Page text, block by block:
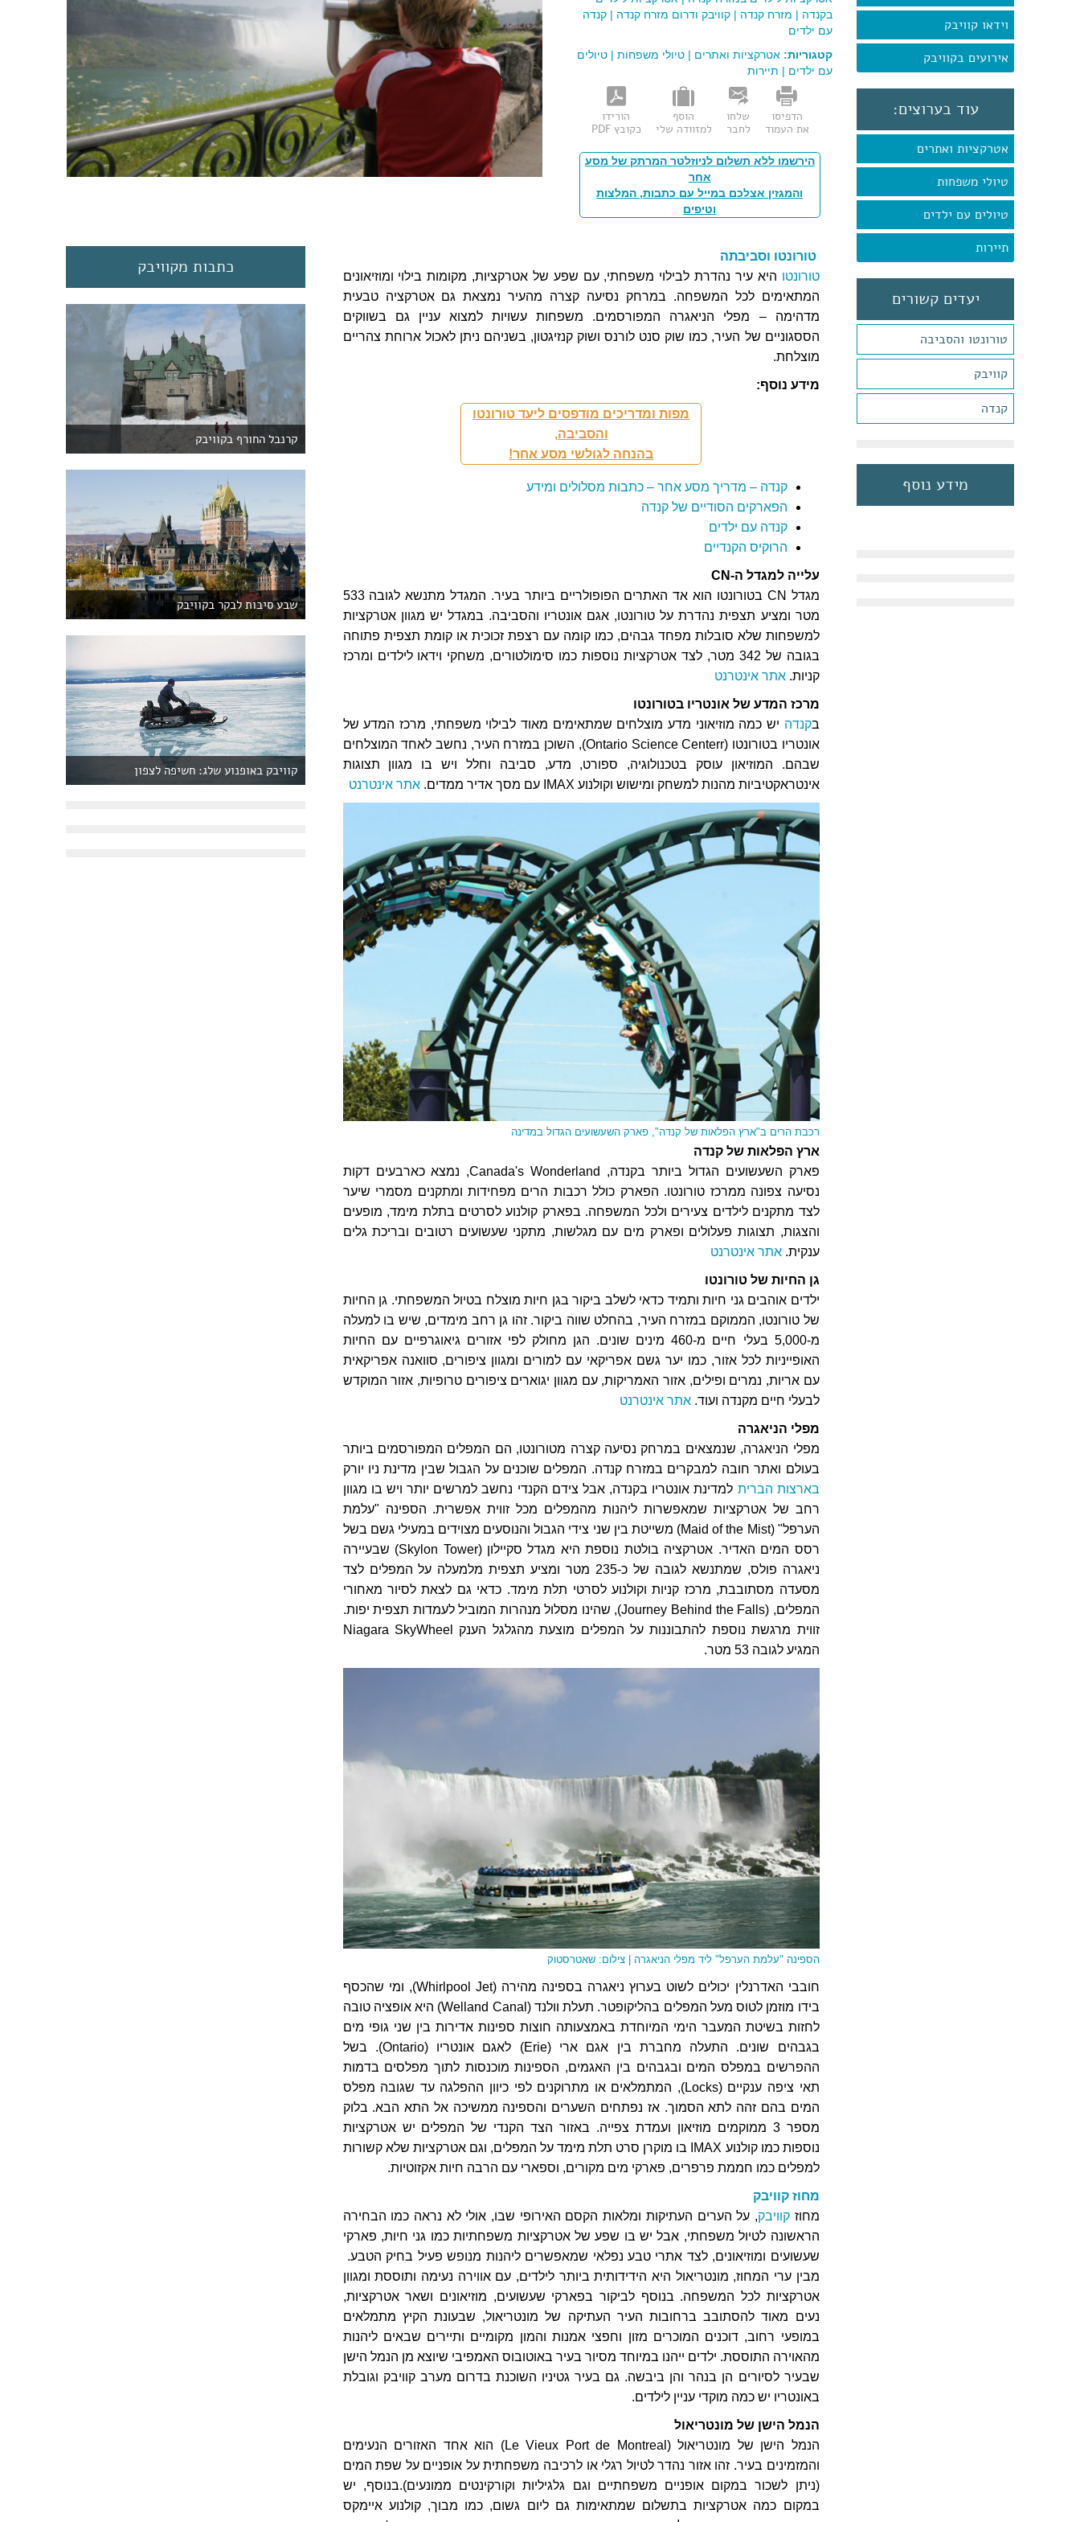
וידאו קוויבק
אירועים בקוויבק
עוד בערוצים:
אטרקציות ואתרים
טיולי משפחות
טיולים עם ילדים
תיירות
יעדים קשורים
טורונטו והסביבה
קוויבק
קנדה
מידע נוסף
בקנדה | מזרח קנדה | קוויבק ודרום מזרח קנדה | קנדה
עם ילדים
קטגוריות: אטרקציות ואתרים | טיולי משפחות| טיולים
עם ילדים | תיירות
הדפיסו
את העמוד
שלחו
לחבר
הוסף
למזוודה שלי
הורידו
כקובץ PDF
הירשמו ללא תשלום לניוזלטר המרתק של מסע
אחר
והמגזין אצלכם במייל עם כתבות, המלצות
וטיפים
טורונטו וסביבתה
טורונטו היא עיר נהדרת לבילוי משפחתי, עם שפע של אטרקציות, מקומות בילוי ומוזיאונים
המתאימים לכל המשפחה. במרחק נסיעה קצרה מהעיר נמצאת גם אטרקציה טבעית
מדהימה – מפלי הניאגרה המפורסמים. משפחות עשויות למצוא עניין גם בשווקים
הססגוניים של העיר, כמו שוק סנט לורנס ושוק קנזיגטון, בשניהם ניתן לאכול ארוחת צהריים
מוצלחת.
מידע נוסף:
מפות ומדריכים מודפסים ליעד טורונטו
והסביבה,
בהנחה לגולשי מסע אחר!
קנדה – מדריך מסע אחר – כתבות מסלולים ומידע
הפארקים הסודיים של קנדה
קנדה עם ילדים
הרוקיס הקנדיים
עלייה למגדל ה-CN
מגדל CN בטורונטו הוא אד האתרים הפופולריים ביותר בעיר. המגדל מתנשא לגובה 533
מטר ומציע תצפית נהדרת על טורונטו, אגם אונטריו והסביבה. במגדל יש מגוון אטרקציות
למשפחות שלא סובלות מפחד גבהים, כמו קומה עם רצפת זכוכית או קומת תצפית פתוחה
בגובה של 342 מטר, לצד אטרקציות נוספות כמו סימולטורים, משחקי וידאו לילדים ומרכז
קניות.אתר אינטרנט
מרכז המדע של אונטריו בטורונטו
בקנדה יש כמה מוזיאוני מדע מוצלחים שמתאימים מאוד לבילוי משפחתי, מרכז המדע של
אונטריו בטורונטו (Ontario Science Centerr), השוכן במזרח העיר, נחשב לאחד המוצלחים
שבהם. המוזיאון עוסק בטכנולוגיה, ספורט, מדע, סביבה וחלל ויש בו מגוון תצוגות
אינטראקטיביות מהנות למשחק ומישוש וקולנוע IMAX עם מסך אדיר ממדים.
אתר אינטרנט
רכבת הרים ב"ארץ הפלאות של קנדה", פארק השעשועים הגדול במדינה
ארץ הפלאות של קנדה
פארק השעשועים הגדול ביותר בקנדה, Canada's Wonderland, נמצא כארבעים דקות
נסיעה צפונה ממרכז טורונטו. הפארק כולל רכבות הרים מפחידות ומתקנים מסמרי שיער
לצד מתקנים לילדים צעירים ולכל המשפחה. בפארק קולנוע לסרטים בתלת מימד, מופעים
והצגות, תצוגות פעלולים ופארק מים עם מגלשות, מתקני שעשועים רטובים ובריכת גלים
ענקית.אתר אינטרנט
גן החיות של טורונטו
ילדים אוהבים גני חיות ותמיד כדאי לשלב ביקור בגן חיות מוצלח בטיול המשפחתי. גן החיות
של טורונטו, הממוקם במזרח העיר, בהחלט שווה ביקור. זהו גן רחב מימדים, שיש בו למעלה
מ-5,000 בעלי חיים מ-460 מינים שונים. הגן מחולק לפי אזורים גיאוגרפיים עם החיות
האופייניות לכל אזור, כמו יער גשם אפריקאי עם למורים ומגוון ציפורים, סוואנה אפריקאית
עם אריות, נמרים ופילים, אזור האמריקות, עם מגוון יגוארים ציפורים טרופיות, אזור המוקדש
לבעלי חיים מקנדה ועוד.אתר אינטרנט
מפלי הניאגרה
מפלי הניאגרה, שנמצאים במרחק נסיעה קצרה מטורונטו, הם המפלים המפורסמים ביותר
בעולם ואתר חובה למבקרים במזרח קנדה. המפלים שוכנים על הגבול שבין מדינת ניו יורק
בארצות הברית למדינת אונטריו בקנדה, אבל צידם הקנדי נחשב למרשים יותר ויש בו מגוון
רחב של אטרקציות שמאפשרות ליהנות מהמפלים מכל זווית אפשרית. הספינה "עלמת
הערפל" (Maid of the Mist) משייטת בין שני צידי הגבול והנוסעים מצוידים במעילי גשם בשל
רסס המים האדיר. אטרקציה בולטת נוספת היא מגדל סקיילון (Skylon Tower) שבעיירה
ניאגרה פולס, שמתנשא לגובה של כ-235 מטר ומציע תצפית מלמעלה על המפלים לצד
מסעדה מסתובבת, מרכז קניות וקולנוע לסרטי תלת מימד. כדאי גם לצאת לסיור מאחורי
המפלים, (Journey Behind the Falls), שהינו מסלול מנהרות המוביל לעמדות תצפית יפות.
זווית מרגשת נוספת להתבוננות על המפלים מוצעת מהגלגל הענק Niagara SkyWheel
המגיע לגובה 53 מטר.
הספינה "עלמת הערפל" ליד מפלי הניאגרה | צילום: שאטרסטוק
חובבי האדרנלין יכולים לשוט בערוץ ניאגרה בספינה מהירה (Whirlpool Jet), ומי שהכסף
בידו מוזמן לטוס מעל המפלים בהליקופטר. תעלת וולנד (Welland Canal) היא אופציה טובה
לחזות בשיטת המעבר הימי המיוחדת באמצעותה חוצות ספינות אדירות בין שני גופי מים
בגבהים שונים. התעלה מחברת בין אגם ארי (Erie) לאגם אונטריו (Ontario). בשל
ההפרשים במפלס המים ובגבהים בין האגמים, הספינות מוכנסות לתוך מפלסים בדמות
תאי ציפה ענקיים (Locks), המתמלאים או מתרוקנים לפי כיוון ההפלגה עד שגובה מפלס
המים בהם זהה לתא הסמוך. אז נפתחים השערים והספינה ממשיכה אל התא הבא. בלוק
מספר 3 ממוקמים מוזיאון ועמדת צפייה. באזור הצד הקנדי של המפלים יש אטרקציות
נוספות כמו קולנוע IMAX בו מוקרן סרט תלת מימד על המפלים, וגם אטרקציות שלא קשורות
למפלים כמו חממת פרפרים, פארקי מים מקורים, וספארי עם הרבה חיות אקזוטיות.
מחוז קוויבק
מחוזקוויבק, על הערים העתיקות ומלאות הקסם האירופי שבו, אולי לא נראה כמו הבחירה
הראשונה לטיול משפחתי, אבל יש בו שפע של אטרקציות משפחתיות כמו גני חיות, פארקי
שעשועים ומוזיאונים, לצד אתרי טבע נפלאי שמאפשרים ליהנות מנופש פעיל בחיק הטבע.
מבין ערי המחוז, מונטריאול היא הידידותית ביותר לילדים, עם אווירה נעימה ותוססת ומגוון
אטרקציות לכל המשפחה. בנוסף לביקור בפארקי שעשועים, מוזיאונים ושאר אטרקציות,
נעים מאוד להסתובב ברחובות העיר העתיקה של מונטריאול, שבעונת הקיץ מתמלאים
במופעי רחוב, דוכנים המוכרים מזון וחפצי אמנות והמון מקומיים ותיירים שבאים ליהנות
מהאוירה התוססת. ילדים ייהנו במיוחד מסיור בעיר באוטובוס האמפיבי שיוצא מן הנמל הישן
שבעיר לסיורים הן בנהר והן ביבשה. גם בעיר גטיניו השוכנת בדרום מערב קוויבק וגובלת
באונטריו יש כמה מוקדי עניין לילדים.
הנמל הישן של מונטריאול
הנמל הישן של מונטריאול (Le Vieux Port de Montreal) הוא אחד האזורים הנעימים
והמזמינים בעיר. זהו אזור נהדר לטיול רגלי או לרכיבה משפחתית על אופניים על שפת המים
(ניתן לשכור במקום אופניים משפחתיים וגם גלגיליות וקורקינטים ממונעים).בנוסף, יש
במקום כמה אטרקציות בתשלום שמתאימות גם ליום גשום, כמו מבוך, קולנוע איימקס
כתבות מקוויבק
קרנבל החורף בקוויבק
שבע סיבות לבקר בקוויבק
קוויבק באופנוע שלג: חשיפה לצפון